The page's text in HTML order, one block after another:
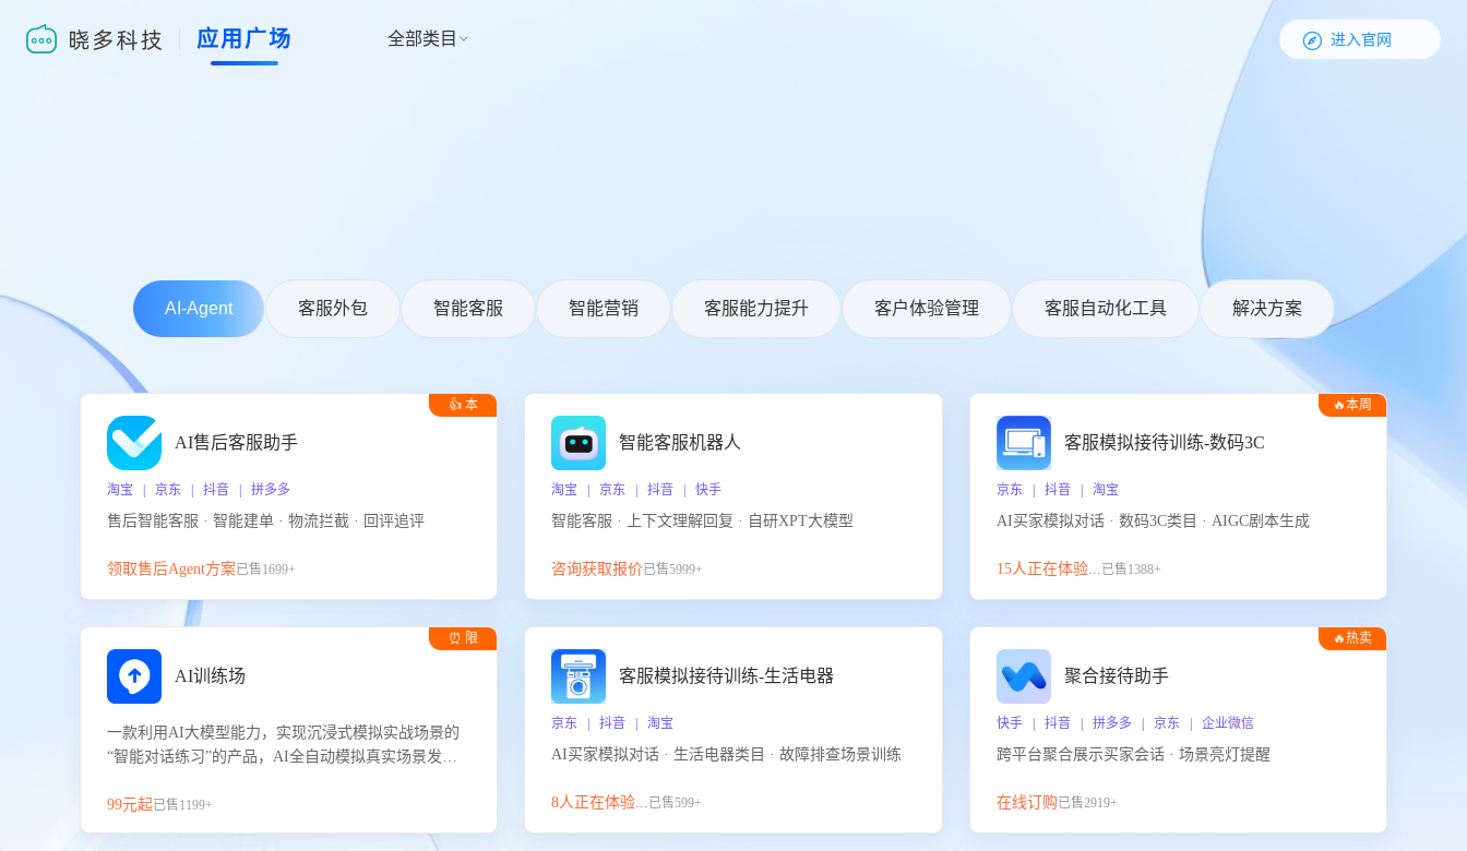
应用广场 全部类目   进入官网
AI-Agent 客服外包 智能客服 智能营销 客服能力提升 客户体验管理 客服自动化工具 解决方案
👍 本
AI售后客服助手
淘宝 | 京东 | 抖音 | 拼多多
售后智能客服 · 智能建单 · 物流拦截 · 回评追评
领取售后Agent方案已售1699+
智能客服机器人
淘宝 | 京东 | 抖音 | 快手
智能客服 · 上下文理解回复 · 自研XPT大模型
咨询获取报价已售5999+
🔥本周
客服模拟接待训练-数码3C
京东 | 抖音 | 淘宝
AI买家模拟对话 · 数码3C类目 · AIGC剧本生成
15人正在体验...已售1388+
⏰ 限
AI训练场
一款利用AI大模型能力，实现沉浸式模拟实战场景的
“智能对话练习”的产品，AI全自动模拟真实场景发生
提升客服团队的销服能力。
99元起已售1199+
客服模拟接待训练-生活电器
京东 | 抖音 | 淘宝
AI买家模拟对话 · 生活电器类目 · 故障排查场景训练
8人正在体验...已售599+
🔥热卖
聚合接待助手
快手 | 抖音 | 拼多多 | 京东 | 企业微信
跨平台聚合展示买家会话 · 场景亮灯提醒
在线订购已售2919+